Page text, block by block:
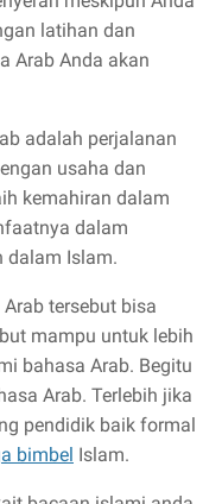
latihan dan
Arab Anda akan
adalah perjalanan
usaha dan
kemahiran dalam
dalam
dalam Islam.
tersebut bisa
mampu untuk lebih
bahasa Arab. Begitu
Arab. Terlebih jika
pendidik baik formal
bimbel Islam.